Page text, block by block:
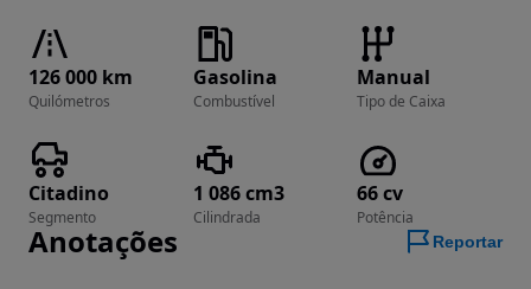
126 000 km
Quilómetros
Gasolina
Combustível
Manual
Tipo de Caixa
Citadino
Segmento
1 086 cm3
Cilindrada
66 cv
Potência
Anotações Reportar